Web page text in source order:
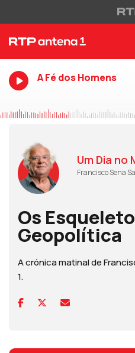
A Fé dos Homens
Um Dia no
Francisco Sena
Os
Geopolítica
A crónica matinal de
1.